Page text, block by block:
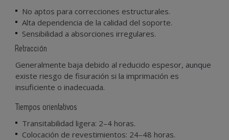
No aptos para correcciones estructurales.
Alta dependencia de la calidad del soporte.
Sensibilidad a absorciones irregulares.
Retracción
Generalmente baja debido al reducido espesor, aunque
existe riesgo de fisuración si la imprimación es
insuficiente o inadecuada.
Tiempos orientativos
Transitabilidad ligera: 2–4 horas.
Colocación de revestimientos: 24–48 horas.